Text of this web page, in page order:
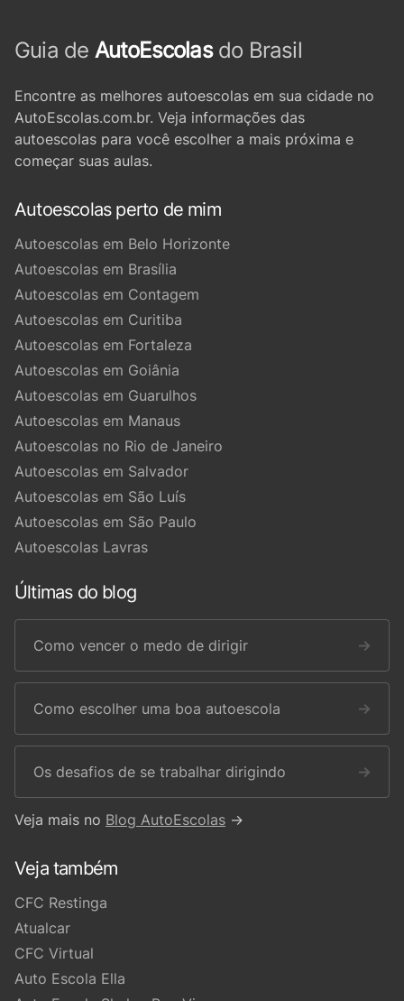
Guia de AutoEscolasdo Brasil
Encontre as melhores autoescolas em sua cidade no
AutoEscolas.com.br. Veja informações das
autoescolas para você escolher a mais próxima e
começar suas aulas.
Autoescolas perto de mim
Autoescolas em Belo Horizonte
Autoescolas em Brasília
Autoescolas em Contagem
Autoescolas em Curitiba
Autoescolas em Fortaleza
Autoescolas em Goiânia
Autoescolas em Guarulhos
Autoescolas em Manaus
Autoescolas no Rio de Janeiro
Autoescolas em Salvador
Autoescolas em São Luís
Autoescolas em São Paulo
Autoescolas Lavras
Últimas do blog
Como vencer o medo de dirigir →
Como escolher uma boa autoescola →
Os desafios de se trabalhar dirigindo →
Veja mais no Blog AutoEscolas →
Veja também
CFC Restinga
Atualcar
CFC Virtual
Auto Escola Ella